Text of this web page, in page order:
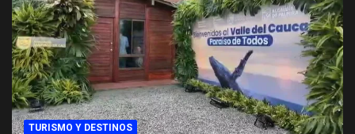
TURISMO Y DESTINOS